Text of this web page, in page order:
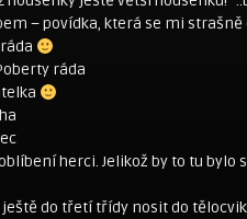
– povídka, která se mi
ráda
herci. Jelikož by to tu
do třetí třídy nosit do